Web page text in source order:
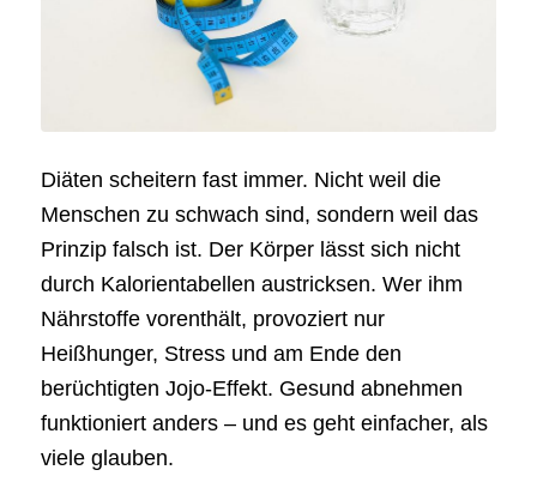
Diäten scheitern fast immer. Nicht weil die
Menschen zu schwach sind, sondern weil das
Prinzip falsch ist. Der Körper lässt sich nicht
durch Kalorientabellen austricksen. Wer ihm
Nährstoffe vorenthält, provoziert nur
Heißhunger, Stress und am Ende den
berüchtigten Jojo-Effekt. Gesund abnehmen
funktioniert anders – und es geht einfacher, als
viele glauben.